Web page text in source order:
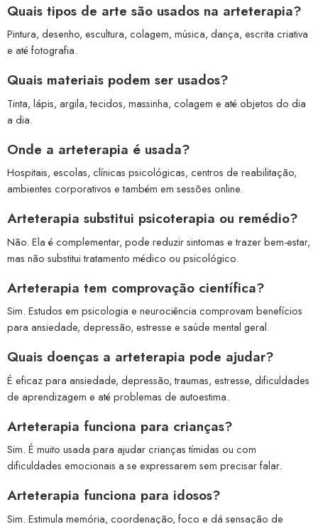
Quais tipos de arte são usados na arteterapia?
Pintura, desenho, escultura, colagem, música, dança, escrita criativa
e até fotografia.
Quais materiais podem ser usados?
Tinta, lápis, argila, tecidos, massinha, colagem e até objetos do dia
a dia.
Onde a arteterapia é usada?
Hospitais, escolas, clínicas psicológicas, centros de reabilitação,
ambientes corporativos e também em sessões online.
Arteterapia substitui psicoterapia ou remédio?
Não. Ela é complementar, pode reduzir sintomas e trazer bem-estar,
mas não substitui tratamento médico ou psicológico.
Arteterapia tem comprovação científica?
Sim. Estudos em psicologia e neurociência comprovam benefícios
para ansiedade, depressão, estresse e saúde mental geral.
Quais doenças a arteterapia pode ajudar?
É eficaz para ansiedade, depressão, traumas, estresse, dificuldades
de aprendizagem e até problemas de autoestima.
Arteterapia funciona para crianças?
Sim. É muito usada para ajudar crianças tímidas ou com
dificuldades emocionais a se expressarem sem precisar falar.
Arteterapia funciona para idosos?
Sim. Estimula memória, coordenação, foco e dá sensação de